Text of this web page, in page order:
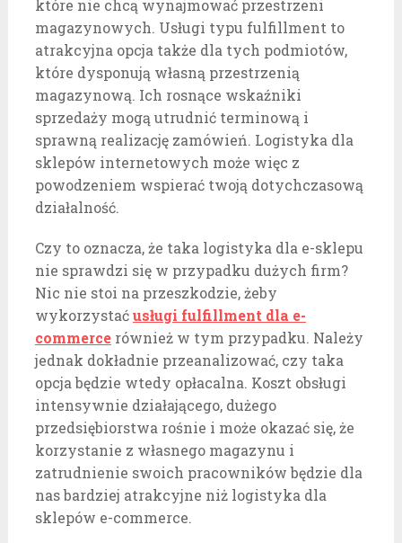
które nie chcą wynajmować przestrzeni
magazynowych. Usługi typu fulfillment to
atrakcyjna opcja także dla tych podmiotów,
które dysponują własną przestrzenią
magazynową. Ich rosnące wskaźniki
sprzedaży mogą utrudnić terminową i
sprawną realizację zamówień. Logistyka dla
sklepów internetowych może więc z
powodzeniem wspierać twoją dotychczasową
działalność.
Czy to oznacza, że taka logistyka dla e-sklepu
nie sprawdzi się w przypadku dużych firm?
Nic nie stoi na przeszkodzie, żeby
wykorzystaćusługi fulfillment dla e-
commercerównież w tym przypadku. Należy
jednak dokładnie przeanalizować, czy taka
opcja będzie wtedy opłacalna. Koszt obsługi
intensywnie działającego, dużego
przedsiębiorstwa rośnie i może okazać się, że
korzystanie z własnego magazynu i
zatrudnienie swoich pracowników będzie dla
nas bardziej atrakcyjne niż logistyka dla
sklepów e-commerce.